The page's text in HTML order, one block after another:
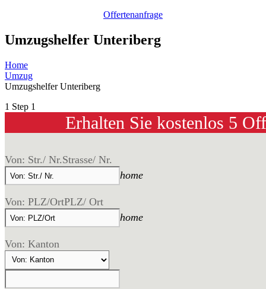
Offertenanfrage
Umzugshelfer Unteriberg
Home
Umzug
Umzugshelfer Unteriberg
1 Step 1
Erhalten Sie kostenlos 5
Von: Str./ Nr.Strasse/ Nr.
home
Von: PLZ/OrtPLZ/ Ort
home
Von: Kanton